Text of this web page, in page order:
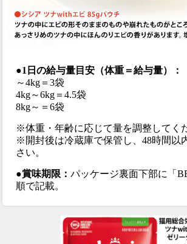
●1日の給与量目安（体重＝給与量）：
～4kg＝3袋
4kg～6kg＝4.5袋
8kg～＝6袋
※体重・年齢に応じて量を調整してく
※開封後は冷蔵庫で保管し、48時間以
さい。
●賞味期限：パッケージ裏面下部に「
順で記載。